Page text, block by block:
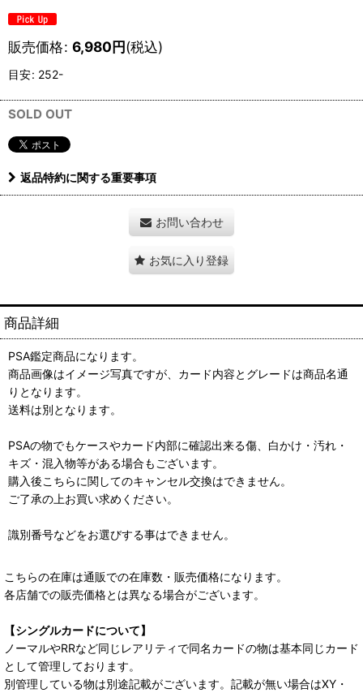
販売価格: 6,980円(税込)
目安: 252-
SOLD OUT
返品特約に関する重要事項
お問い合わせ
お気に入り登録
商品詳細
PSA鑑定商品になります。
商品画像はイメージ写真ですが、カード内容とグレードは商品名通
りとなります。
送料は別となります。
PSAの物でもケースやカード内部に確認出来る傷、白かけ・汚れ・
キズ・混入物等がある場合もございます。
購入後こちらに関してのキャンセル交換はできません。
ご了承の上お買い求めください。
識別番号などをお選びする事はできません。
こちらの在庫は通販での在庫数・販売価格になります。
各店舗での販売価格とは異なる場合がございます。
【シングルカードについて】
ノーマルやRRなど同じレアリティで同名カードの物は基本同じカード
として管理しております。
別管理している物は別途記載がございます。記載が無い場合はXY・